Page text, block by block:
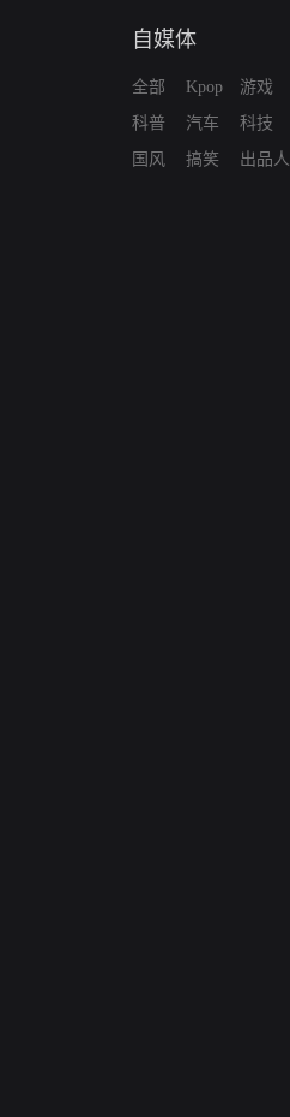
自媒体
全部
科普
国风
Kpop
汽车
搞笑
游戏
科技
出品人